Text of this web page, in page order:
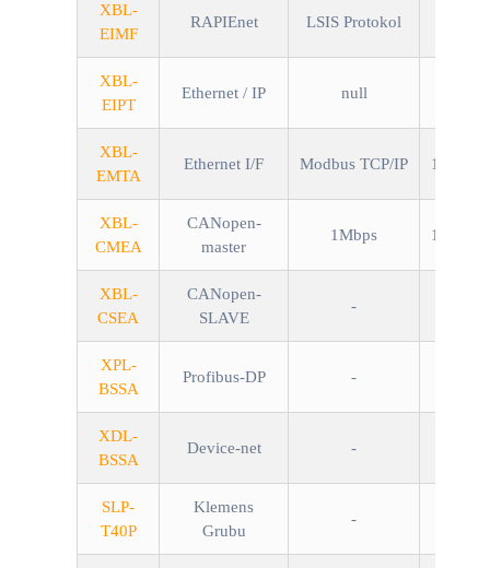
XBL-
EIMF
RAPIEnet LSIS Protokol
XBL-
EIPT
Ethernet / IP null
XBL-
EMTA
Ethernet I/F Modbus TCP/IP 10/
XBL-
CMEA
CANopen-
master
1Mbps 10/
XBL-
CSEA
CANopen-
SLAVE
-
XPL-
BSSA
Profibus-DP -
XDL-
BSSA
Device-net -
SLP-
T40P
Klemens
Grubu
-